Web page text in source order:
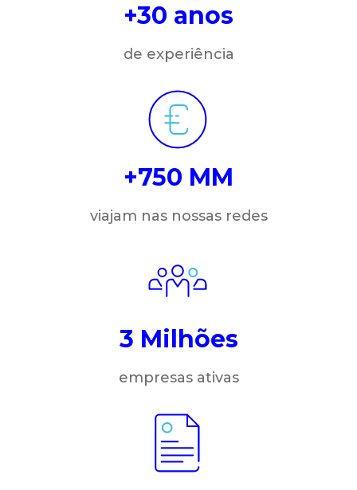
+30 anos
de experiência
+750 MM
viajam nas nossas redes
3 Milhões
empresas ativas